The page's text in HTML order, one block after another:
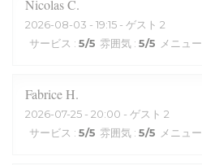
NicolasC
2026-08-03 - 19:15 - ゲスト 2
サービス : 5/5 雰囲気 : 5/5 メニュー
FabriceH
2026-07-25 - 20:00 - ゲスト 2
サービス : 5/5 雰囲気 : 5/5 メニュー